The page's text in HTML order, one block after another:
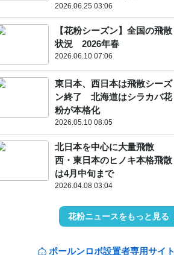
2026.06.25 03:06
【花粉シーズン】全国の飛散
状況 2026年春
2026.06.10 07:06
東日本、西日本は飛散シーズ
ン終了 北海道はシラカバ花
粉が本格化
2026.05.10 08:05
北日本を中心に大量飛散
西・東日本のヒノキ本格飛散
は4月中旬まで
2026.04.08 03:04
花粉ニュースをもっと見る
ポールンロボ設置者専用サイト